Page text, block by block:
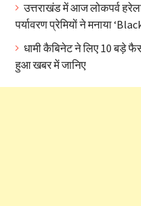
उत्तराखंड में आज लोकपर्व
पर्यावरण प्रेमियों ने मनाया
धामी कैबिनेट ने लिए 10 बड़े
हुआ खबर में जानिए